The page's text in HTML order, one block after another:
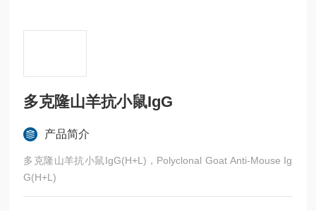
多克隆山羊抗小鼠IgG
产品简介
多克隆山羊抗小鼠IgG(H+L)，Polyclonal Goat Anti-Mouse Ig
G(H+L)